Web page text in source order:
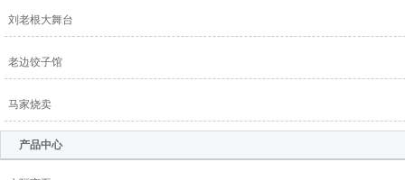
刘老根大舞台
老边饺子馆
马家烧卖
产品中心